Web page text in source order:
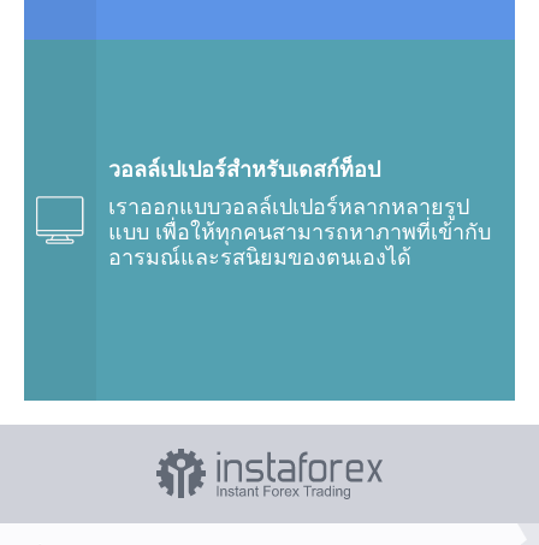
วอลล์เปเปอร์สำหรับเดสก์ท็อป
เราออกแบบวอลล์เปเปอร์หลากหลายรูป
แบบ เพื่อให้ทุกคนสามารถหาภาพที่เข้ากับ
อารมณ์และรสนิยมของตนเองได้